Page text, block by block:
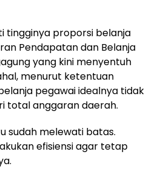
tingginya proporsi belanja
Pendapatan dan Belanja
yang kini menyentuh
menurut ketentuan
pegawai idealnya tidak
total anggaran daerah.
sudah melewati batas.
efisiensi agar tetap